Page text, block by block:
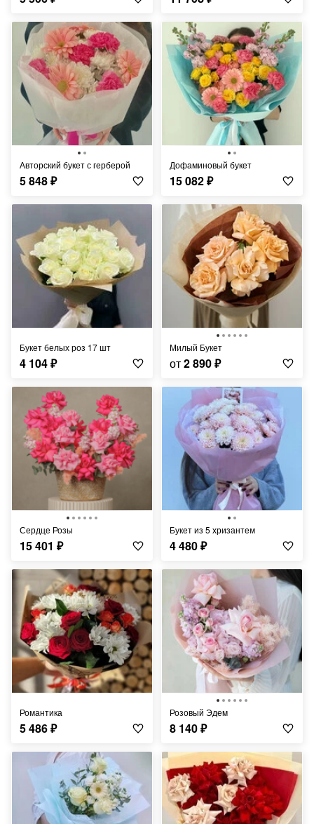
Авторский букет с герберой
5 848₽
Дофаминовый букет
15 082₽
Букет белых роз 17 шт
4 104₽
Милый Букет
от2 890₽
Сердце Розы
15 401 ₽
Букет из 5 хризантем
4 480₽
Романтика
5 486₽
Розовый Эдем
8 140₽